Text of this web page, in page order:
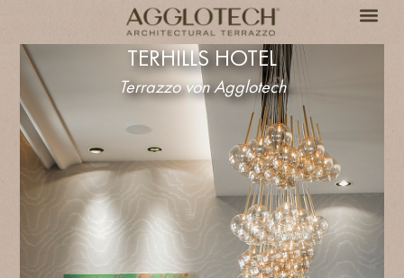
TERHILLS HOTEL
Terrazzo von Agglotech